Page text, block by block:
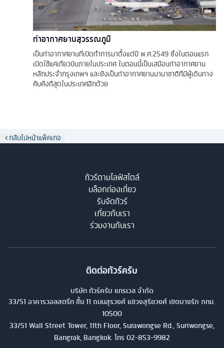
ท่าอากาศยานสุวรรณภูมิ
เป็นท่าอากาศยานที่เปิดทำการมาตั้งแต่ปี พ.ศ.2549 ซึ่งในตอนแรก
เปิดใช้แค่เที่ยวบินภายในประเทศ ในตอนนี้เป็นเสมือนท่าอากาศยาน
หลักประจำกรุงเทพฯ และยังเป็นท่าอากาศยานนานาชาติที่มีผู้เดินทาง
คับคั่งที่สุดในประเทศอีกด้วย
กลับไปหน้าแพ็คเกจ
ทัวร์ตามไลฟ์สไตล์
บล็อกท่องเที่ยว
รับจัดทัวร์
เกี่ยวกับเรา
ร่วมงานกับเรา
ติดต่อทัวร์ครับ
บริษัท ทัวร์ครับ แทรเวล จำกัด
33/51 อาคารวอลสตรีท ชั้น 11 ถนนสุรวงศ์ แขวงสุริยวงศ์ เขตบางรัก กทม.
10500
33/51 Wall Street Tower, 11th Floor, Surawongse Rd., Suriwongse,
Bangrak, Bangkok. โทร 02-853-9982